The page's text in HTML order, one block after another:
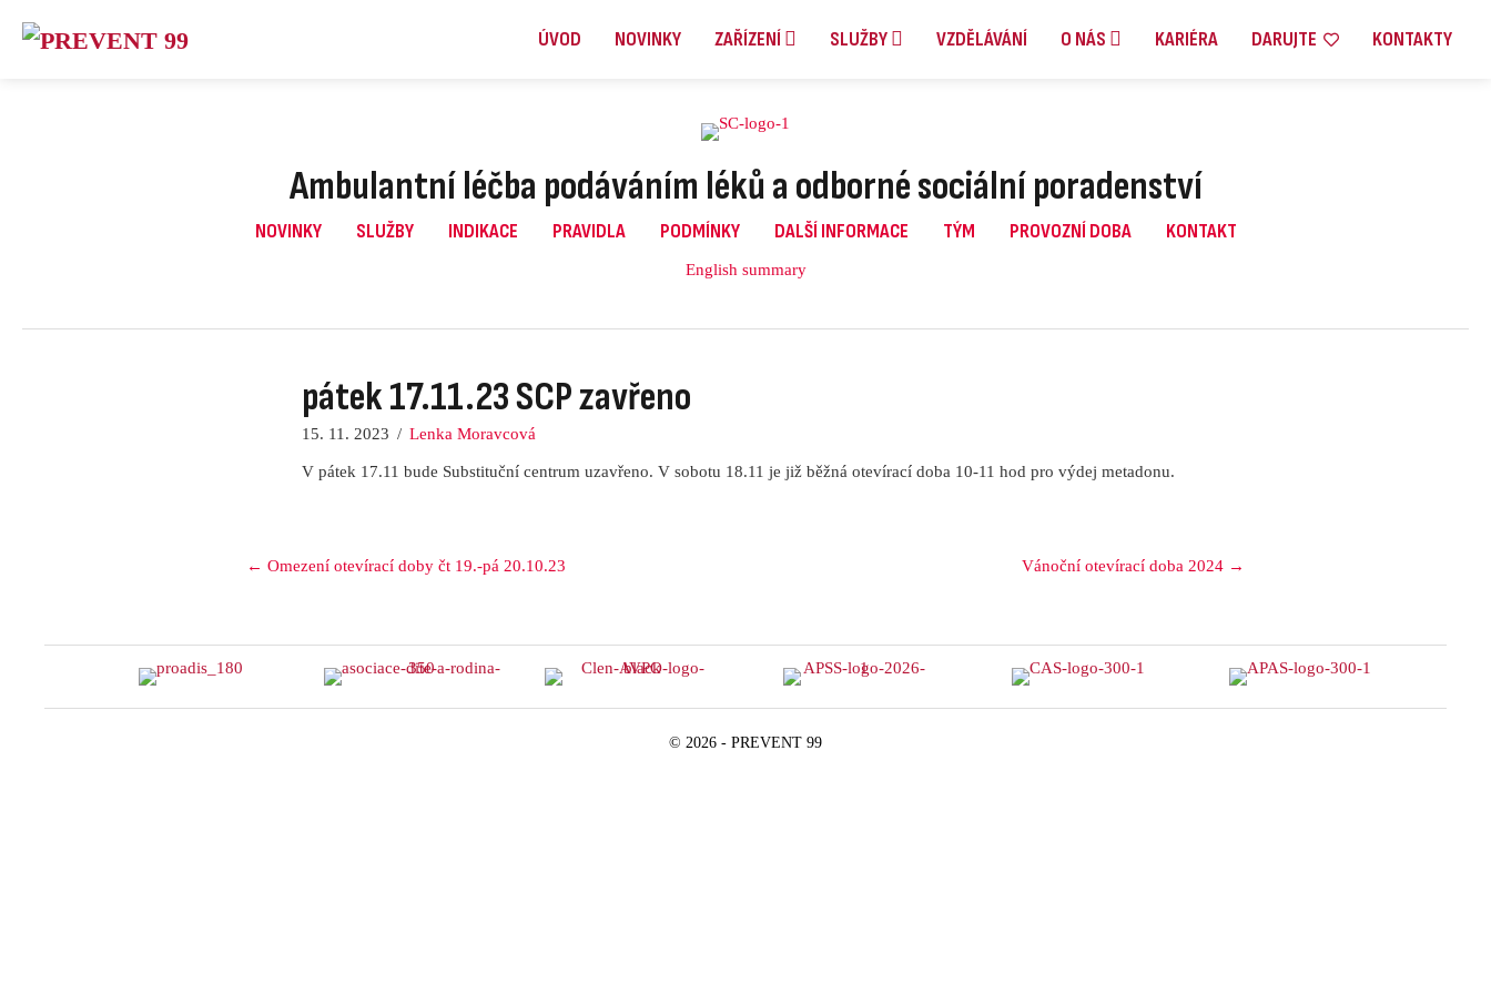
ÚVOD NOVINKY ZAŘÍZENÍ SLUŽBY VZDĚLÁVÁNÍ O NÁS KARIÉRA DARUJTE KONTAKTY
Ambulantní léčba podáváním léků a odborné sociální poradenství
NOVINKY SLUŽBY INDIKACE PRAVIDLA PODMÍNKY DALŠÍ INFORMACE TÝM PROVOZNÍ DOBA KONTAKT
English summary
pátek 17.11.23 SCP zavřeno
15. 11. 2023 / Lenka Moravcová
V pátek 17.11 bude Substituční centrum uzavřeno. V sobotu 18.11 je již běžná otevírací doba 10-11 hod pro výdej metadonu.
Posts
← Omezení otevírací doby čt 19.-pá 20.10.23 Vánoční otevírací doba 2024 →
© 2026 - PREVENT 99